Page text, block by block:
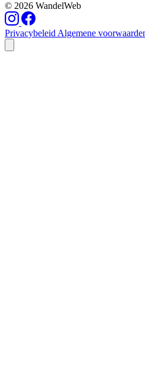
© 2026 WandelWeb
PrivacybeleidAlgemene